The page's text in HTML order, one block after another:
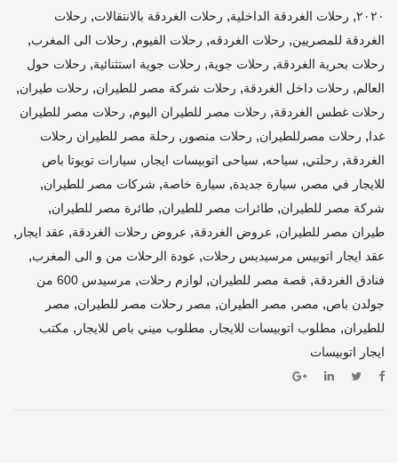
٢٠٢٠, رحلات الغردقة الداخلية, رحلات الغردقة بالانتقالات, رحلات
الغردقة للمصريين, رحلات الغردقه, رحلات الفيوم, رحلات الى المغرب,
رحلات بحرية الغردقة, رحلات جوية, رحلات جوية استثنائية, رحلات حول
العالم, رحلات داخل الغردقة, رحلات شركة مصر للطيران, رحلات طيران,
رحلات غطس الغردقة, رحلات مصر للطيران اليوم, رحلات مصر للطيران
غدا, رحلات مصرللطيران, رحلات منصور , رحلة مصر للطيران رحلات
الغردقة, رحلتي, سياحه, سياحى اتوبيسات ايجار , سيارات تويوتا باص
للايجار في مصر , سيارة جديدة, سيارة خاصة, شركات مصر للطيران,
شركة مصر للطيران, طائرات مصر للطيران, طائرة مصر للطيران,
طيران مصر للطيران, عروض الغردقة, عروض رحلات الغردقة, عقد ايجار ,
عقد ايجار اتوبيس مرسيديس رحلات, عودة الرحلات من و الى المغرب,
فنادق الغردقة, قصة مصر للطيران, لوازم رحلات,
مرسيدس 600 من
جولدن باص, مصر , مصر الطيران, مصر رحلات مصر للطيران, مصر
للطيران, مطلوب اتوبيسات للايجار , مطلوب ميني باص للايجار , مكتب
ايجار اتوبيسات